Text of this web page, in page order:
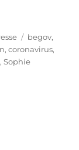
Étiquettes
begov,
,coronavirus,
,Sophie